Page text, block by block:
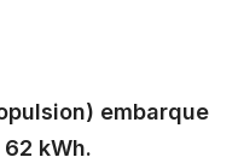
embarque
62 kWh.